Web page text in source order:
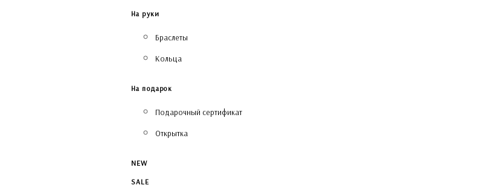
На руки
Браслеты
Кольца
На подарок
Подарочный сертификат
Открытка
NEW
SALE